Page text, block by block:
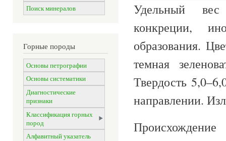
Поиск минералов
Горные породы
Основы петрографии
Основы систематики
Диагностические
признаки
Классификация горных
пород
Алфавитный указатель
Удельный вес
конкреции,
образования.
темная
Твердость
направлении.